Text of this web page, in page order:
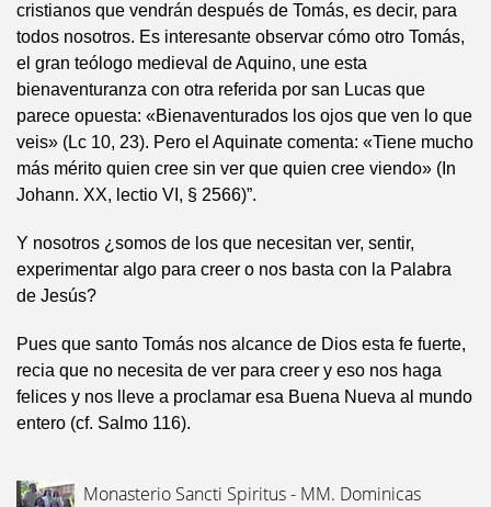
cristianos que vendrán después de Tomás, es decir, para
todos nosotros. Es interesante observar cómo otro Tomás,
el gran teólogo medieval de Aquino, une esta
bienaventuranza con otra referida por san Lucas que
parece opuesta: «Bienaventurados los ojos que ven lo que
veis» (Lc 10, 23). Pero el Aquinate comenta: «Tiene mucho
más mérito quien cree sin ver que quien cree viendo» (In
Johann. XX, lectio VI, § 2566)”.
Y nosotros ¿somos de los que necesitan ver, sentir,
experimentar algo para creer o nos basta con la Palabra
de Jesús?
Pues que santo Tomás nos alcance de Dios esta fe fuerte,
recia que no necesita de ver para creer y eso nos haga
felices y nos lleve a proclamar esa Buena Nueva al mundo
entero (cf. Salmo 116).
Monasterio Sancti Spiritus - MM. Dominicas